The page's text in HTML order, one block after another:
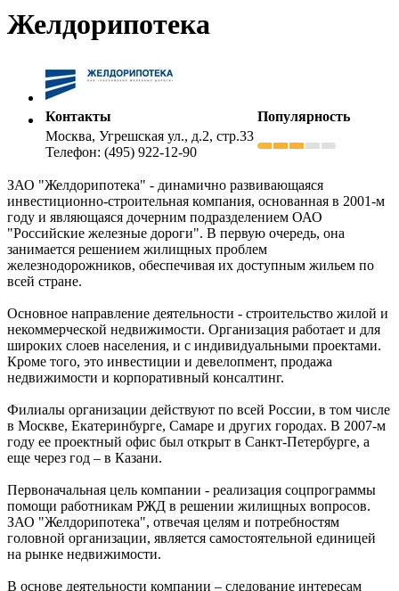
Желдорипотека
Контакты
Популярность
Москва, Угрешская ул., д.2, стр.33
Телефон: (495) 922-12-90
ЗАО "Желдорипотека" - динамично развивающаяся
инвестиционно-строительная компания, основанная в 2001-м
году и являющаяся дочерним подразделением ОАО
"Российские железные дороги". В первую очередь, она
занимается решением жилищных проблем
железнодорожников, обеспечивая их доступным жильем по
всей стране.
Основное направление деятельности - строительство жилой и
некоммерческой недвижимости. Организация работает и для
широких слоев населения, и с индивидуальными проектами.
Кроме того, это инвестиции и девелопмент, продажа
недвижимости и корпоративный консалтинг.
Филиалы организации действуют по всей России, в том числе
в Москве, Екатеринбурге, Самаре и других городах. В 2007-м
году ее проектный офис был открыт в Санкт-Петербурге, а
еще через год – в Казани.
Первоначальная цель компании - реализация соцпрограммы
помощи работникам РЖД в решении жилищных вопросов.
ЗАО "Желдорипотека", отвечая целям и потребностям
головной организации, является самостоятельной единицей
на рынке недвижимости.
В основе деятельности компании – следование интересам